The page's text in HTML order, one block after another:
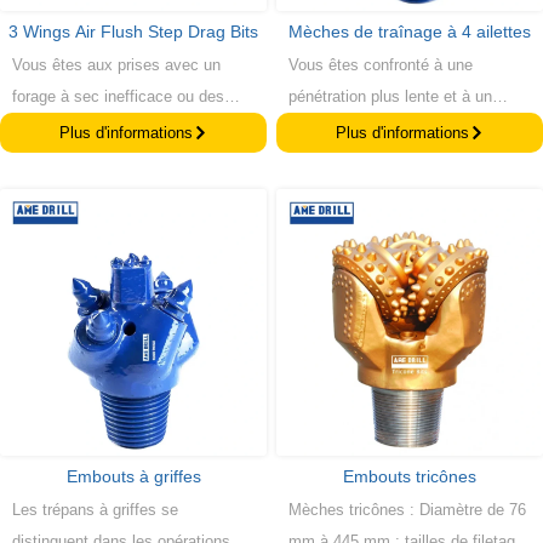
3 Wings Air Flush Step Drag Bits
Vous êtes aux prises avec un
forage à sec inefficace ou des
formations collantes ? Nos
taillants à draguer 3 ailes Air
supérieure et une évacuation
rapide des copeaux, garantissant
des trous plus propres et plus
rapides. Bénéficiez de
performances optimales et d'une
durée de vie prolongée du trépan.
Plus d'informations
Mèches de traînage à 4 ailettes
Vous êtes confronté à une
pénétration plus lente et à un
forage moins stable dans un sol
plus mou ? Nos taillants traînants
stabilité et des trous plus droits.
Ils permettent un forage cohérent
et efficace et prolongent la durée
de vie du trépan, même dans les
formations difficiles et non
consolidées.
Plus d'informations
Embouts à griffes
Les trépans à griffes se
Embouts tricônes
Mèches tricônes : Diamètre de 76